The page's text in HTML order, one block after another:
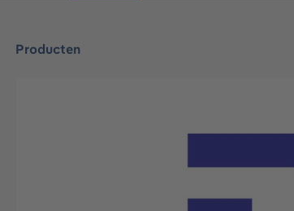
Producten